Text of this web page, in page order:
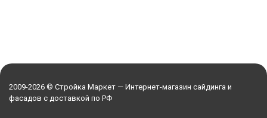
2009-2026 © Стройка Маркет — Интернет-магазин сайдинга и
фасадов с доставкой по РФ